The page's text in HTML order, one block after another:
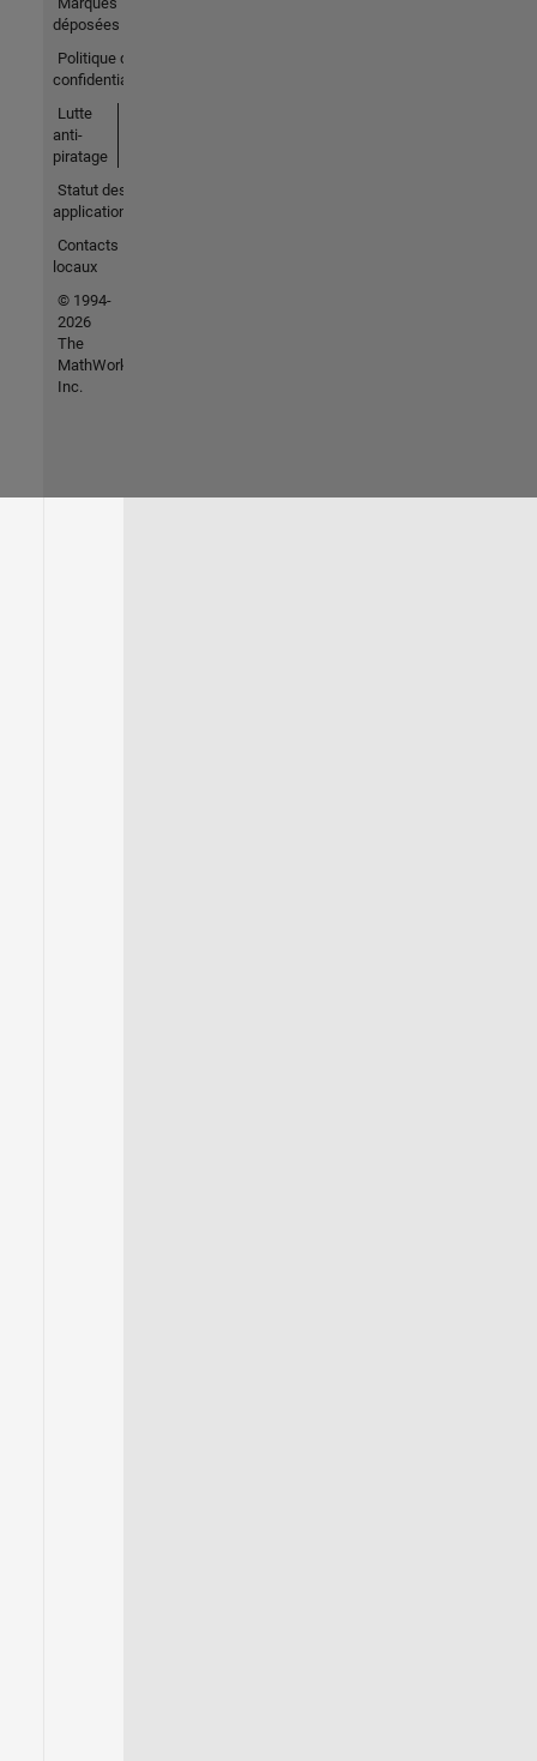
déposées
Politique de
confidentialité
Lutte
anti-
piratage
Statut des
applications
Contacts
locaux
© 1994-
2026
The
MathWorks,
Inc.